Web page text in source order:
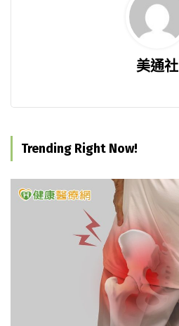
美通社
Trending Right Now!